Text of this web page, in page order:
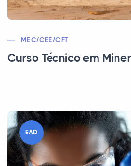
MEC/CEE/CFT
Curso Técnico em
EAD